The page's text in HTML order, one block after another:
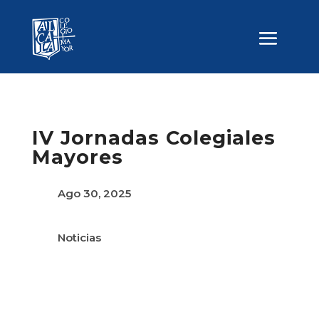
IV Jornadas Colegiales
Mayores
Ago 30, 2025
Noticias